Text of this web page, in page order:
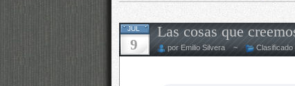
JUL
9
Las cosas que
por Emilio Silvera ~ Clasificado